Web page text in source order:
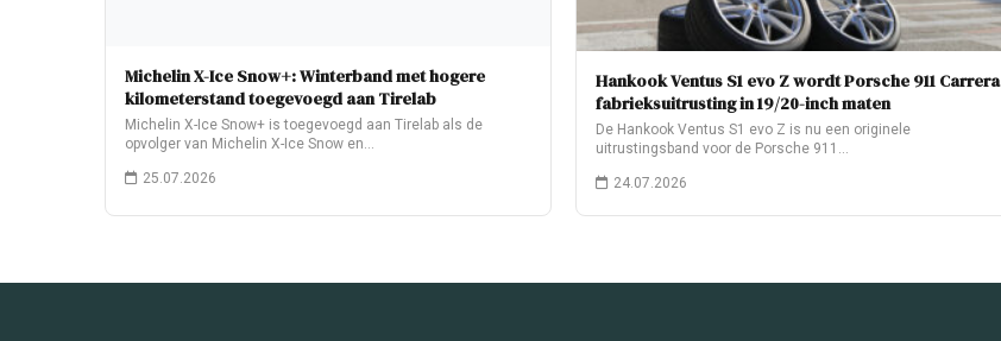
Michelin X-Ice Snow+: Winterband met hogere
kilometerstand toegevoegd aan Tirelab
Michelin X-Ice Snow+ is toegevoegd aan Tirelab als de
opvolger van Michelin X-Ice Snow en…
25.07.2026
Hankook Ventus S1 evo Z wordt Porsche 911 Carrera
fabrieksuitrusting in 19/20-inch maten
De Hankook Ventus S1 evo Z is nu een originele
uitrustingsband voor de Porsche 911…
24.07.2026